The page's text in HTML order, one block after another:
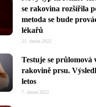
se rakovina rozšířila
metoda se bude
lékařů
21. února 2022
Testuje se průlomová
rakovině prsu.
letos
7. února 2022